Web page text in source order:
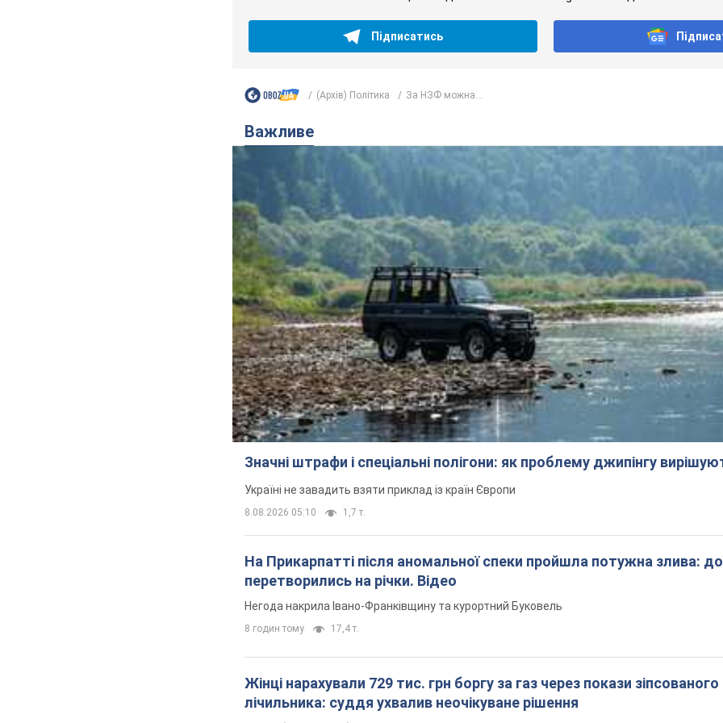
Підписатись
(Архів) Політика За НЗФ можна...
Важливе
Значні штрафи і спеціальні полігони: як проблему джипінгу
Україні не завадить взяти приклад із країн Європи
8.08.2026 05:10 1,7 т.
На Прикарпатті після аномальної спеки пройшла потужна злива:
перетворились на річки. Відео
Негода накрила Івано-Франківщину та курортний Буковель
8 годин тому 17,4 т.
Жінці нарахували 729 тис. грн боргу за газ через покази зіпсованого
лічильника: суддя ухвалив неочікуване рішення